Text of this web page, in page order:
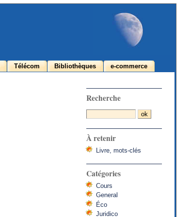
Télécom Bibliothèques e-commerce
Recherche
À retenir
Livre, mots-clés
Catégories
Cours
General
Éco
Juridico